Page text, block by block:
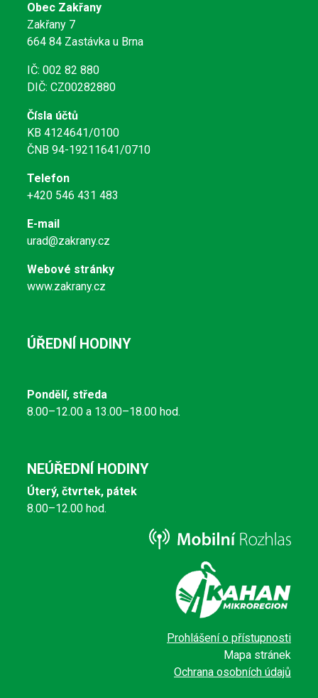
Obec Zakřany
Zakřany 7
664 84 Zastávka u Brna
IČ: 002 82 880
DIČ: CZ00282880
Čísla účtů
KB 4124641/0100
ČNB 94-19211641/0710
Telefon
+420 546 431 483
E-mail
urad@zakrany.cz
Webové stránky
www.zakrany.cz
ÚŘEDNÍ HODINY
Pondělí, středa
8.00–12.00 a 13.00–18.00 hod.
NEÚŘEDNÍ HODINY
Úterý, čtvrtek, pátek
8.00–12.00 hod.
Prohlášení o přístupnosti
Mapa stránek
Ochrana osobních údajů